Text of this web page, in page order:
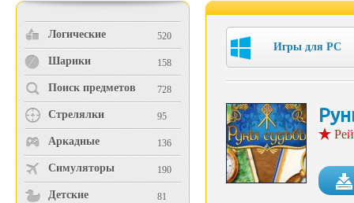
Логические 520
Шарики 158
Поиск предметов 728
Стрелялки 95
Аркадные 136
Симуляторы 190
Детские 81
Игры для PC